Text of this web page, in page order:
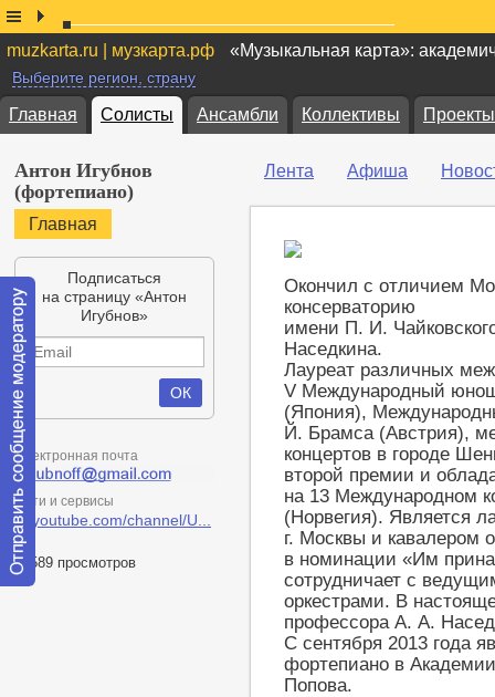
muzkarta.ru | музкарта.рф «Музыкальная карта»:
Выберите регион, страну
Главная Солисты Ансамбли Коллективы Проекты
Антон Игубнов
(фортепиано)
Главная
Подписаться
на страницу «Антон
Игубнов»
Электронная почта
Сети и сервисы
m.youtube.com/channel/U...
18589 просмотров
Лента Афиша
Окончил с отличием
консерваторию
имени П. И.
Наседкина.
Лауреат различных
V Международный
(Япония),
Й. Брамса (Австрия),
концертов в городе
второй премии и
на 13 Международном
(Норвегия). Является
г. Москвы и кавалером
в номинации «Им
сотрудничает с
оркестрами. В
профессора А. А.
С сентября 2013 года
фортепиано в
Попова.